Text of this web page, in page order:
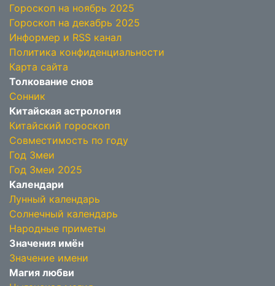
Гороскоп на ноябрь 2025
Гороскоп на декабрь 2025
Информер и RSS канал
Политика конфиденциальности
Карта сайта
Толкование снов
Сонник
Китайская астрология
Китайский гороскоп
Совместимость по году
Год Змеи
Год Змеи 2025
Календари
Лунный календарь
Солнечный календарь
Народные приметы
Значения имён
Значение имени
Магия любви